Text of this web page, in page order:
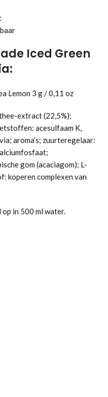
Iced Green
Lemon 3 g / 0,11 oz
extract (22,5%);
acesulfaam K,
aroma’s; zuurteregelaar:
gom (acaciagom); L-
koperen complexen van
op in 500 ml water.